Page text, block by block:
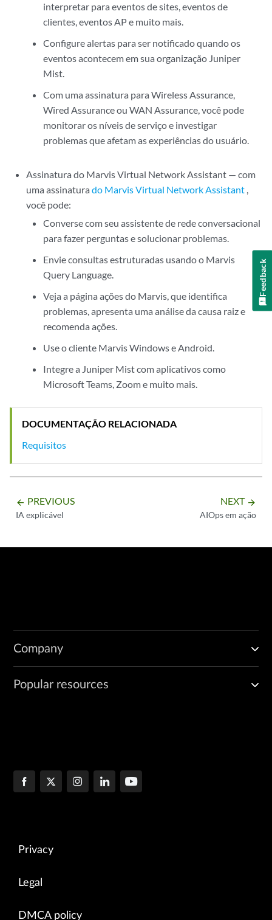
interpretar para eventos de sites, eventos de
clientes, eventos AP e muito mais.
Configure alertas para ser notificado quando os
eventos acontecem em sua organização Juniper
Mist.
Com uma assinatura para Wireless Assurance,
Wired Assurance ou WAN Assurance, você pode
monitorar os níveis de serviço e investigar
problemas que afetam as experiências do usuário.
Assinatura do Marvis Virtual Network Assistant — com
uma assinaturado Marvis Virtual Network Assistant ,
você pode:
Converse com seu assistente de rede conversacional
para fazer perguntas e solucionar problemas.
Envie consultas estruturadas usando o Marvis
Query Language.
Veja a página ações do Marvis, que identifica
problemas, apresenta uma análise da causa raiz e
recomenda ações.
Use o cliente Marvis Windows e Android.
Integre a Juniper Mist com aplicativos como
Microsoft Teams, Zoom e muito mais.
DOCUMENTAÇÃO RELACIONADA
Requisitos
arrow_backward PREVIOUS
IA explicável
NEXT arrow_forward
AIOps em ação
Company
Popular resources
Privacy
Legal
DMCA policy
Feedback